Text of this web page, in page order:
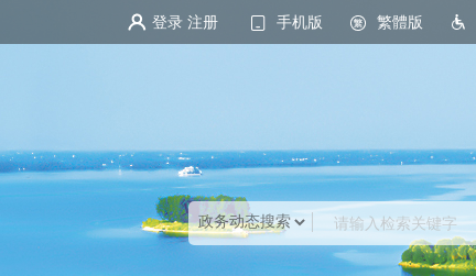
登录 注册 手机版 繁體版